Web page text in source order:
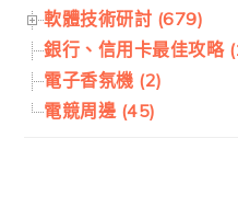
軟體技術研討 (679)
銀行、信用卡最佳攻略
電子香氛機 (2)
電競周邊 (45)